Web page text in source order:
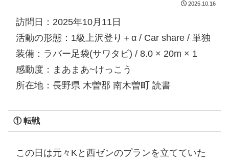
2025.10.16
訪問日：2025年10月11日
活動の形態：1級上沢登り＋α / Car share / 単独
装備：ラバー足袋(サワタビ) / 8.0 × 20m × 1
感動度：まあまあ~けっこう
所在地：長野県 木曽郡 南木曽町 読書
① 転戦
この日は元々Kと西ゼンのプランを立てていた